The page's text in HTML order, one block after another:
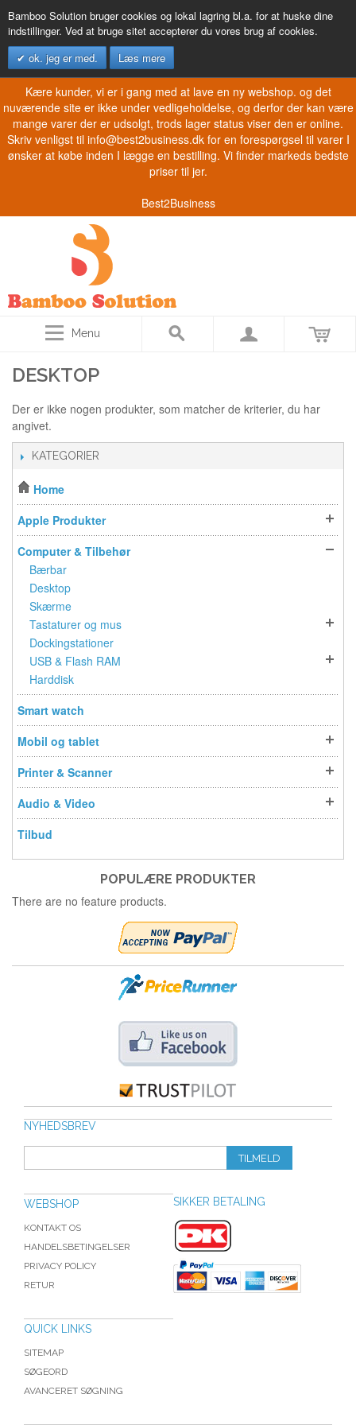
Bamboo Solution bruger cookies og lokal lagring bl.a. for at huske dine
indstillinger. Ved at bruge sitet accepterer du vores brug af cookies.
ok. jeg er med.
Læs mere
Kære kunder, vi er i gang med at lave en ny webshop. og det
nuværende site er ikke under vedligeholdelse, og derfor der kan være
mange varer der er udsolgt, trods lager status viser den er online.
Skriv venligst til info@best2business.dk for en forespørgsel til varer I
ønsker at købe inden I lægge en bestilling. Vi finder markeds bedste
priser til jer.
Best2Business
Menu
DESKTOP
Der er ikke nogen produkter, som matcher de kriterier, du har
angivet.
KATEGORIER
Home
Apple Produkter
Computer & Tilbehør
Bærbar
Desktop
Skærme
Tastaturer og mus
Dockingstationer
USB & Flash RAM
Harddisk
Smart watch
Mobil og tablet
Printer & Scanner
Audio & Video
Tilbud
POPULÆRE PRODUKTER
There are no feature products.
NYHEDSBREV
TILMELD
WEBSHOP
KONTAKT OS
HANDELSBETINGELSER
PRIVACY POLICY
RETUR
QUICK LINKS
SITEMAP
SØGEORD
AVANCERET SØGNING
SIKKER BETALING